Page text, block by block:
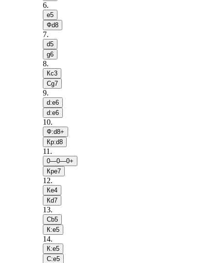
6.
e5
Фd8
7.
d5
g6
8.
Кc3
Сg7
9.
d:e6
d:e6
10.
Ф:d8+
Кр:d8
11 .
0—0—0+
Крe7
12.
Кe4
Кd7
13.
Сb5
К:e5
14.
К:e5
С:e5